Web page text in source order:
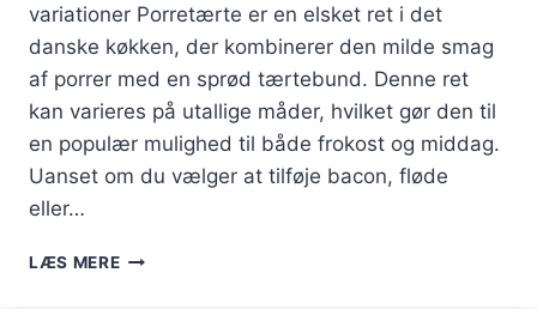
variationer Porretærte er en elsket ret i det
danske køkken, der kombinerer den milde smag
af porrer med en sprød tærtebund. Denne ret
kan varieres på utallige måder, hvilket gør den til
en populær mulighed til både frokost og middag.
Uanset om du vælger at tilføje bacon, fløde
eller…
LÆS MEREPORRETÆRTE